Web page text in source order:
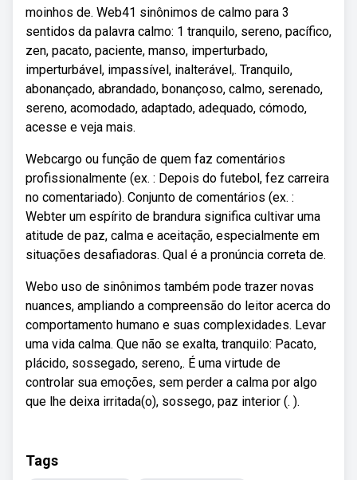
moinhos de. Web41 sinônimos de calmo para 3
sentidos da palavra calmo: 1 tranquilo, sereno, pacífico,
zen, pacato, paciente, manso, imperturbado,
imperturbável, impassível, inalterável,. Tranquilo,
abonançado, abrandado, bonançoso, calmo, serenado,
sereno, acomodado, adaptado, adequado, cómodo,
acesse e veja mais.
Webcargo ou função de quem faz comentários
profissionalmente (ex. : Depois do futebol, fez carreira
no comentariado). Conjunto de comentários (ex. :
Webter um espírito de brandura significa cultivar uma
atitude de paz, calma e aceitação, especialmente em
situações desafiadoras. Qual é a pronúncia correta de.
Webo uso de sinônimos também pode trazer novas
nuances, ampliando a compreensão do leitor acerca do
comportamento humano e suas complexidades. Levar
uma vida calma. Que não se exalta, tranquilo: Pacato,
plácido, sossegado, sereno,. É uma virtude de
controlar sua emoções, sem perder a calma por algo
que lhe deixa irritada(o), sossego, paz interior (. ).
Tags